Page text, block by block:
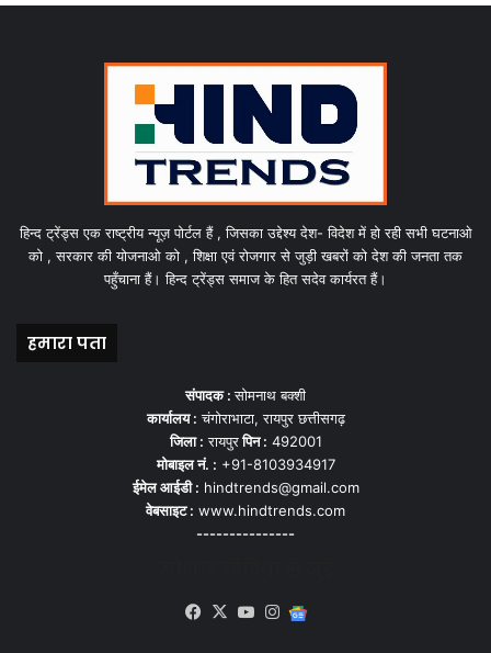
हिन्द ट्रेंड्स एक राष्ट्रीय न्यूज़ पोर्टल हैं , जिसका उद्देश्य देश- विदेश में हो रही सभी घटनाओ
को , सरकार की योजनाओ को , शिक्षा एवं रोजगार से जुड़ी खबरों को देश की जनता तक
पहुँचाना हैं। हिन्द ट्रेंड्स समाज के हित सदेव कार्यरत हैं।
हमारा पता
संपादक :सोमनाथ बक्शी
कार्यालय : चंगोराभाटा, रायपुर छत्तीसगढ़
जिला : रायपुरपिन : 492001
मोबाइल नं. : +91-8103934917
ईमेल आईडी : hindtrends@gmail.com
वेबसाइट : www.hindtrends.com
---------------
Facebook
X YouTubeInstagram